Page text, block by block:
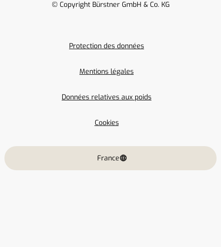
Protection des données
Mentions légales
Données relatives aux poids
Cookies
France
© Copyright Bürstner GmbH & Co. KG